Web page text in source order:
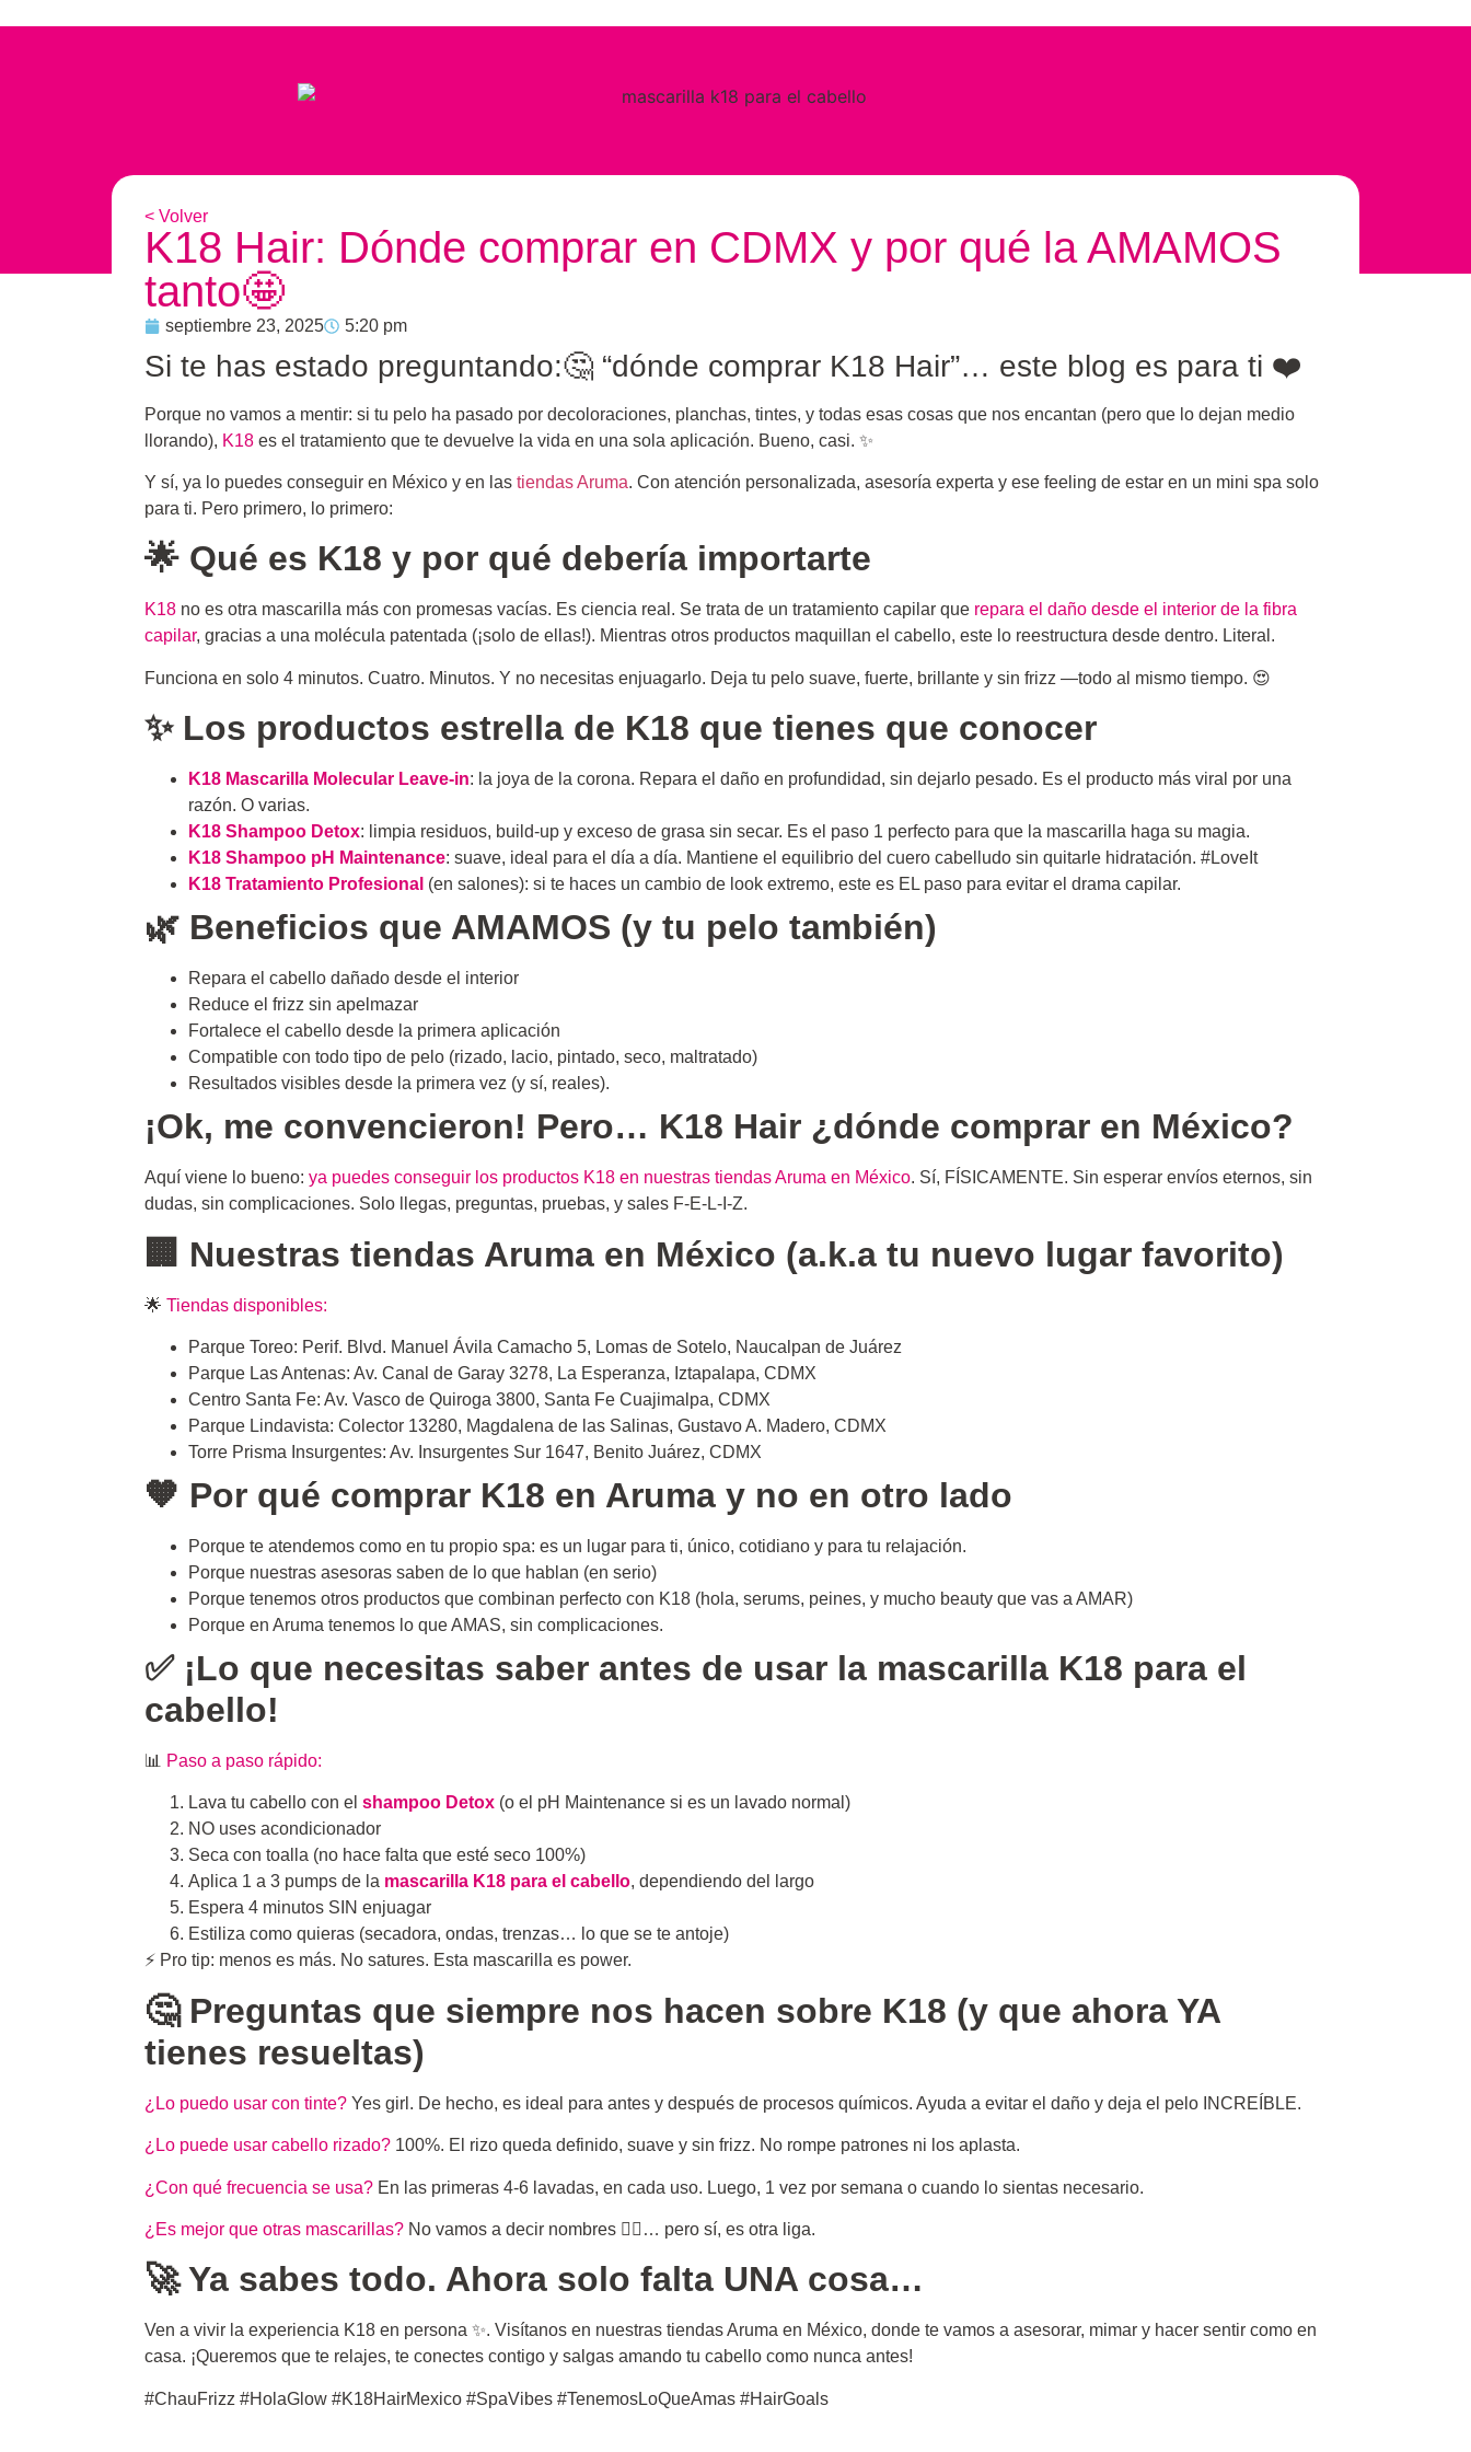
< Volver
K18 Hair: Dónde comprar en CDMX y por qué la AMAMOS
tanto🤩
septiembre 23, 2025 5:20 pm
Si te has estado preguntando:🤔 “dónde comprar K18 Hair”… este blog es para ti ❤️
Porque no vamos a mentir: si tu pelo ha pasado por decoloraciones, planchas, tintes, y todas esas cosas que nos encantan (pero que lo dejan medio
llorando), K18 es el tratamiento que te devuelve la vida en una sola aplicación. Bueno, casi. ✨
Y sí, ya lo puedes conseguir en México y en las tiendas Aruma. Con atención personalizada, asesoría experta y ese feeling de estar en un mini spa solo
para ti. Pero primero, lo primero:
🌟 Qué es K18 y por qué debería importarte
K18 no es otra mascarilla más con promesas vacías. Es ciencia real. Se trata de un tratamiento capilar que repara el daño desde el interior de la fibra
capilar, gracias a una molécula patentada (¡solo de ellas!). Mientras otros productos maquillan el cabello, este lo reestructura desde dentro. Literal.
Funciona en solo 4 minutos. Cuatro. Minutos. Y no necesitas enjuagarlo. Deja tu pelo suave, fuerte, brillante y sin frizz —todo al mismo tiempo. 😍
✨ Los productos estrella de K18 que tienes que conocer
K18 Mascarilla Molecular Leave-in: la joya de la corona. Repara el daño en profundidad, sin dejarlo pesado. Es el producto más viral por una
razón. O varias.
K18 Shampoo Detox: limpia residuos, build-up y exceso de grasa sin secar. Es el paso 1 perfecto para que la mascarilla haga su magia.
K18 Shampoo pH Maintenance: suave, ideal para el día a día. Mantiene el equilibrio del cuero cabelludo sin quitarle hidratación. #LoveIt
K18 Tratamiento Profesional (en salones): si te haces un cambio de look extremo, este es EL paso para evitar el drama capilar.
🌿 Beneficios que AMAMOS (y tu pelo también)
Repara el cabello dañado desde el interior
Reduce el frizz sin apelmazar
Fortalece el cabello desde la primera aplicación
Compatible con todo tipo de pelo (rizado, lacio, pintado, seco, maltratado)
Resultados visibles desde la primera vez (y sí, reales).
¡Ok, me convencieron! Pero… K18 Hair ¿dónde comprar en México?
Aquí viene lo bueno: ya puedes conseguir los productos K18 en nuestras tiendas Aruma en México. Sí, FÍSICAMENTE. Sin esperar envíos eternos, sin
dudas, sin complicaciones. Solo llegas, preguntas, pruebas, y sales F-E-L-I-Z.
🏢 Nuestras tiendas Aruma en México (a.k.a tu nuevo lugar favorito)
🌟 Tiendas disponibles:
Parque Toreo: Perif. Blvd. Manuel Ávila Camacho 5, Lomas de Sotelo, Naucalpan de Juárez
Parque Las Antenas: Av. Canal de Garay 3278, La Esperanza, Iztapalapa, CDMX
Centro Santa Fe: Av. Vasco de Quiroga 3800, Santa Fe Cuajimalpa, CDMX
Parque Lindavista: Colector 13280, Magdalena de las Salinas, Gustavo A. Madero, CDMX
Torre Prisma Insurgentes: Av. Insurgentes Sur 1647, Benito Juárez, CDMX
🧡 Por qué comprar K18 en Aruma y no en otro lado
Porque te atendemos como en tu propio spa: es un lugar para ti, único, cotidiano y para tu relajación.
Porque nuestras asesoras saben de lo que hablan (en serio)
Porque tenemos otros productos que combinan perfecto con K18 (hola, serums, peines, y mucho beauty que vas a AMAR)
Porque en Aruma tenemos lo que AMAS, sin complicaciones.
✅ ¡Lo que necesitas saber antes de usar la mascarilla K18 para el
cabello!
📊 Paso a paso rápido:
Lava tu cabello con el shampoo Detox (o el pH Maintenance si es un lavado normal)
NO uses acondicionador
Seca con toalla (no hace falta que esté seco 100%)
Aplica 1 a 3 pumps de la mascarilla K18 para el cabello, dependiendo del largo
Espera 4 minutos SIN enjuagar
Estiliza como quieras (secadora, ondas, trenzas… lo que se te antoje)
⚡ Pro tip: menos es más. No satures. Esta mascarilla es power.
🤔 Preguntas que siempre nos hacen sobre K18 (y que ahora YA
tienes resueltas)
¿Lo puedo usar con tinte? Yes girl. De hecho, es ideal para antes y después de procesos químicos. Ayuda a evitar el daño y deja el pelo INCREÍBLE.
¿Lo puede usar cabello rizado? 100%. El rizo queda definido, suave y sin frizz. No rompe patrones ni los aplasta.
¿Con qué frecuencia se usa? En las primeras 4-6 lavadas, en cada uso. Luego, 1 vez por semana o cuando lo sientas necesario.
¿Es mejor que otras mascarillas? No vamos a decir nombres 🙇‍♀️… pero sí, es otra liga.
🚀 Ya sabes todo. Ahora solo falta UNA cosa…
Ven a vivir la experiencia K18 en persona ✨. Visítanos en nuestras tiendas Aruma en México, donde te vamos a asesorar, mimar y hacer sentir como en
casa. ¡Queremos que te relajes, te conectes contigo y salgas amando tu cabello como nunca antes!
#ChauFrizz #HolaGlow #K18HairMexico #SpaVibes #TenemosLoQueAmas #HairGoals